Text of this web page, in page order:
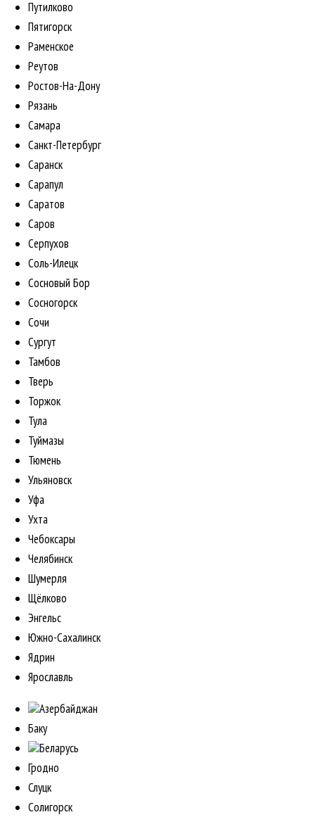
Путилково
Пятигорск
Раменское
Реутов
Ростов-На-Дону
Рязань
Самара
Санкт-Петербург
Саранск
Сарапул
Саратов
Саров
Серпухов
Соль-Илецк
Сосновый Бор
Сосногорск
Сочи
Сургут
Тамбов
Тверь
Торжок
Тула
Туймазы
Тюмень
Ульяновск
Уфа
Ухта
Чебоксары
Челябинск
Шумерля
Щёлково
Энгельс
Южно-Сахалинск
Ядрин
Ярославль
Азербайджан
Баку
Беларусь
Гродно
Слуцк
Солигорск